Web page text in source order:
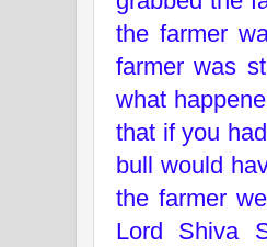
the farmer
farmer was
what
that if you
bull would
the farmer
Lord Shiva